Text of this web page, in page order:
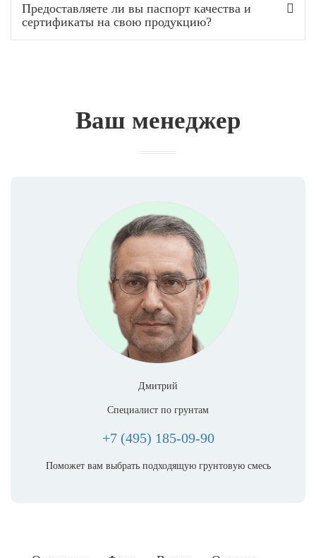
Предоставляете ли вы паспорт качества и
сертификаты на свою продукцию?
Ваш менеджер
Дмитрий
Специалист по грунтам
+7 (495) 185-09-90
Поможет вам выбрать подходящую грунтовую смесь